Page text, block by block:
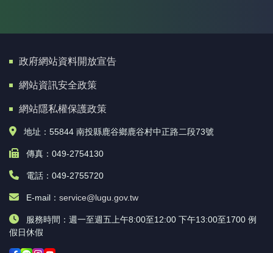
政府網站資料開放宣告
網站資訊安全政策
網站隱私權保護政策
地址：55844 南投縣鹿谷鄉鹿谷村中正路二段73號
傳真：049-2754130
電話：049-2755720
E-mail： service@lugu.gov.tw
服務時間：週一至週五上午8:00至12:00 下午13:00至1700 例
假日休假